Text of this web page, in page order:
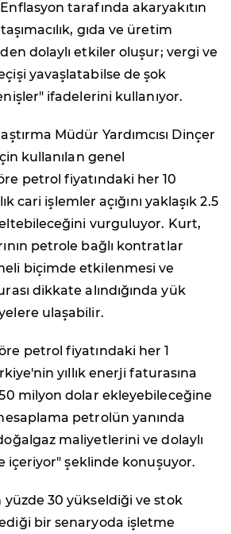
tarafında akaryakıtın
gıda ve üretim
dolaylı etkiler oluşur; vergi ve
yavaşlatabilse de şok
ifadelerini kullanıyor.
Müdür Yardımcısı Dinçer
kullanılan genel
petrol fiyatındaki her 10
cari işlemler açığını yaklaşık 2.5
vurguluyor. Kurt,
petrole bağlı kontratlar
biçimde etkilenmesi ve
dikkate alındığında yük
ulaşabilir.
petrol fiyatındaki her 1
yıllık enerji faturasına
milyon dolar ekleyebileceğine
petrolün yanında
maliyetlerini ve dolaylı
içeriyor" şeklinde konuşuyor.
30 yükseldiği ve stok
bir senaryoda işletme